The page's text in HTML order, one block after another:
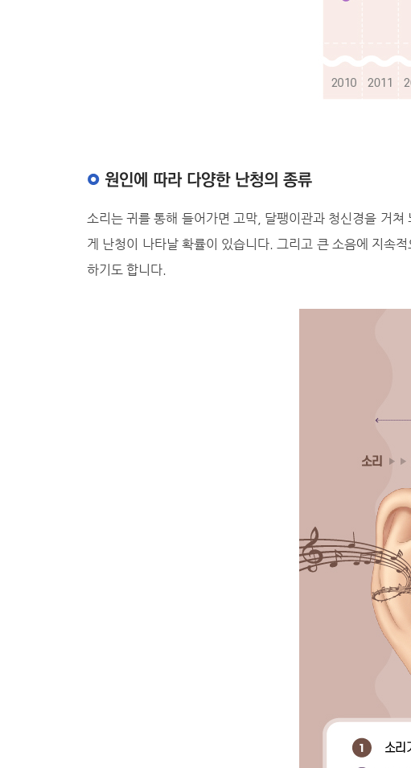
원인에 따라 다양한 난청의 종류
소리는 귀를 통해 들어가면 고막, 달팽이관과 청신경을 거
게 난청이 나타날 확률이 있습니다. 그리고 큰 소음에 지속
하기도 합니다.